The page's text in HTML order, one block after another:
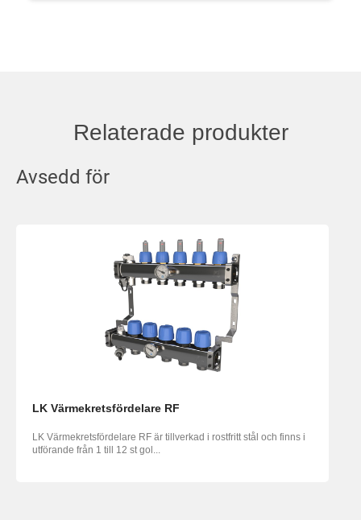
Relaterade produkter
Avsedd för
LK Värmekretsfördelare RF
LK Värmekretsfördelare RF är tillverkad i rostfritt stål och finns i
utförande från 1 till 12 st gol...